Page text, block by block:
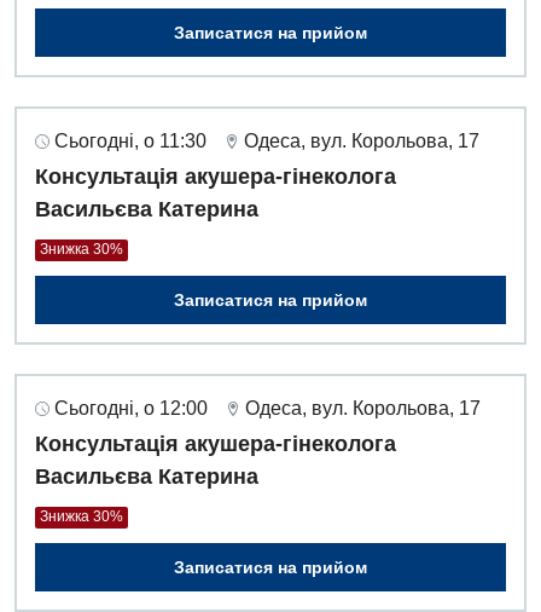
Безоплатні послуги
Вакцинація
Відділення інтенсивної терапії
Відділення кардіосудинної патології та неврології
Гастроентерологія
Гематологія
Гінекологічне відділення
Терапевтичне відділення
Травматологічне відділення
Хірургічне відділення
Швидка медична допомога
Записатися на прийом
Сьогодні, о 11:30 Одеса, вул. Корольова, 17
Консультація акушера-гінеколога
Васильєва Катерина
Знижка 30%
Записатися на прийом
Сьогодні, о 12:00 Одеса, вул. Корольова, 17
Консультація акушера-гінеколога
Васильєва Катерина
Знижка 30%
Записатися на прийом